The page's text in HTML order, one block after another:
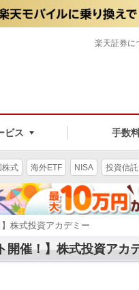
ビス 手数
楽天証券に
株式 海外ETF NISA 投資信
株式投資アカデミー
開催！】株式投資アカ